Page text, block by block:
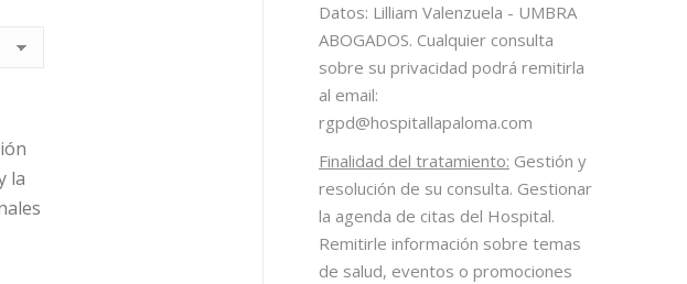
la
Datos: Lilliam Valenzuela - UMBRA
ABOGADOS. Cualquier consulta
sobre su privacidad podrá remitirla
al email:
rgpd@hospitallapaloma.com
Finalidad del tratamiento: Gestión y
resolución de su consulta. Gestionar
la agenda de citas del Hospital.
Remitirle información sobre temas
de salud, eventos o promociones